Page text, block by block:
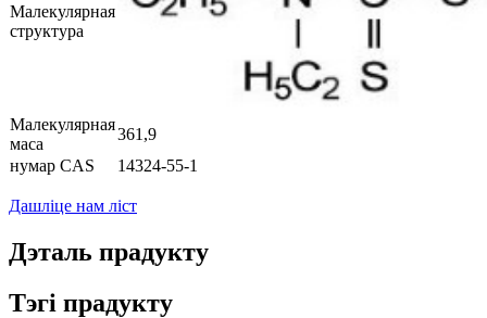
Малекулярная
структура
Малекулярная
маса
361,9
нумар CAS
14324-55-1
Дашліце нам ліст
Дэталь прадукту
Тэгі прадукту